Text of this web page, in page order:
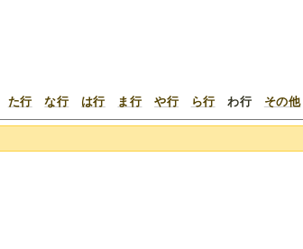
た行 な行 は行 ま行 や行 ら行 わ行 その他